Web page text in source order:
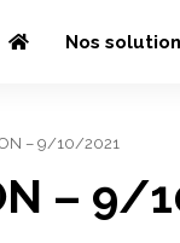
Nos
– 9/10/2021
– 9/